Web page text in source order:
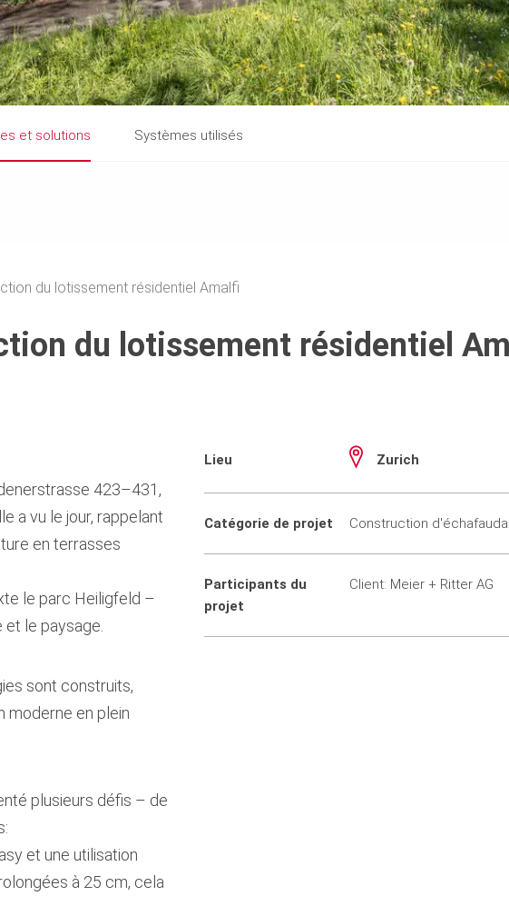
et solutions Systèmes utilisés
du lotissement résidentiel Amalfi
du lotissement résidentiel
423–431,
a vu le jour, rappelant
en terrasses
le parc Heiligfeld –
le paysage.
sont construits,
moderne en plein
plusieurs défis – de
et une utilisation
à 25 cm, cela
Lieu Zurich
Catégorie de projet Construction
Participants du
projet
Client: Meier + Ritter AG